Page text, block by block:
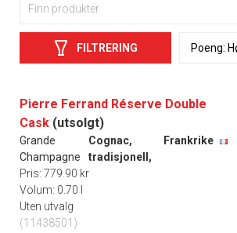
FILTRERING
Pierre Ferrand Réserve Double
Cask (utsolgt)
Grande
Champagne
Cognac,
tradisjonell,
Frankrike
Pris: 779.90 kr
Volum: 0.70 l
Uten utvalg
(11438501)